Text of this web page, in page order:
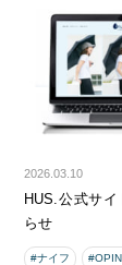
2026.03.10
HUS.公式サ
らせ
#ナイフ